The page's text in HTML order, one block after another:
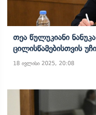
Თეა Წულუკიანი
Ცილისწამებისთვის
18 ივლისი 2025, 20:08